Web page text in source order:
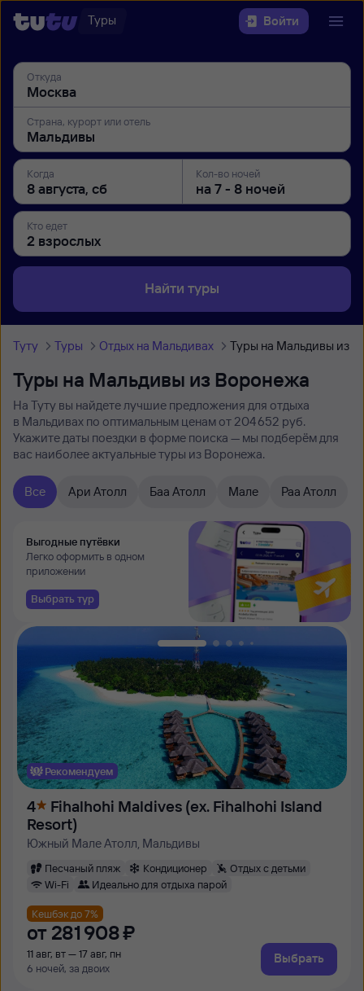
Туры Войти
Откуда
Страна, курорт или отель
Когда Кол-во ночей
Кто едет
Найти туры
Туту Туры Отдых на Мальдивах Туры на Мальдивы из
Туры на Мальдивы из Воронежа
На Туту вы найдете лучшие предложения для отдыха
в Мальдивах по оптимальным ценам от 204 ⁠652 руб.
Укажите даты поездки в форме поиска — мы подберём для
вас наиболее актуальные туры из Воронежа.
Все Ари Атолл Баа Атолл Мале Раа Атолл
Выгодные путёвки
Легко оформить в одном
приложении
Выбрать тур
Рекомендуем
4
Fihalhohi Maldives (ex. Fihalhohi Island
Resort)
Южный Мале Атолл, Мальдивы
Песчаный пляж Кондиционер
Отдых с детьми
Wi-Fi
Идеально для отдыха парой
Кешбэк до 7%
от 281 ⁠908 ⁠₽
11 авг, вт — 17 авг, пн
6 ночей, за двоих
Выбрать